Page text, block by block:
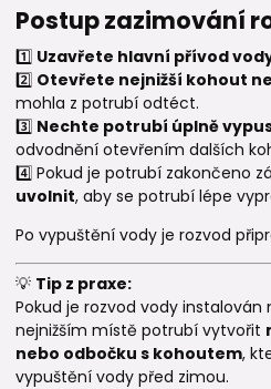
Postup zazimování
1️⃣ Uzavřete hlavní přívod
2️⃣ Otevřete nejnižší kohout
mohla z potrubí odtéct.
3️⃣ Nechte potrubí úplně
odvodnění otevřením dalších
4️⃣ Pokud je potrubí zakončeno
uvolnit, aby se potrubí lépe
Po vypuštění vody je rozvod
💡 Tip z praxe:
Pokud je rozvod vody instalován
nejnižším místě potrubí vytvořit
nebo odbočku s kohoutem,
vypuštění vody před zimou.